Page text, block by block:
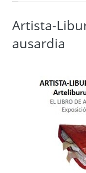
Artista-
ausardia